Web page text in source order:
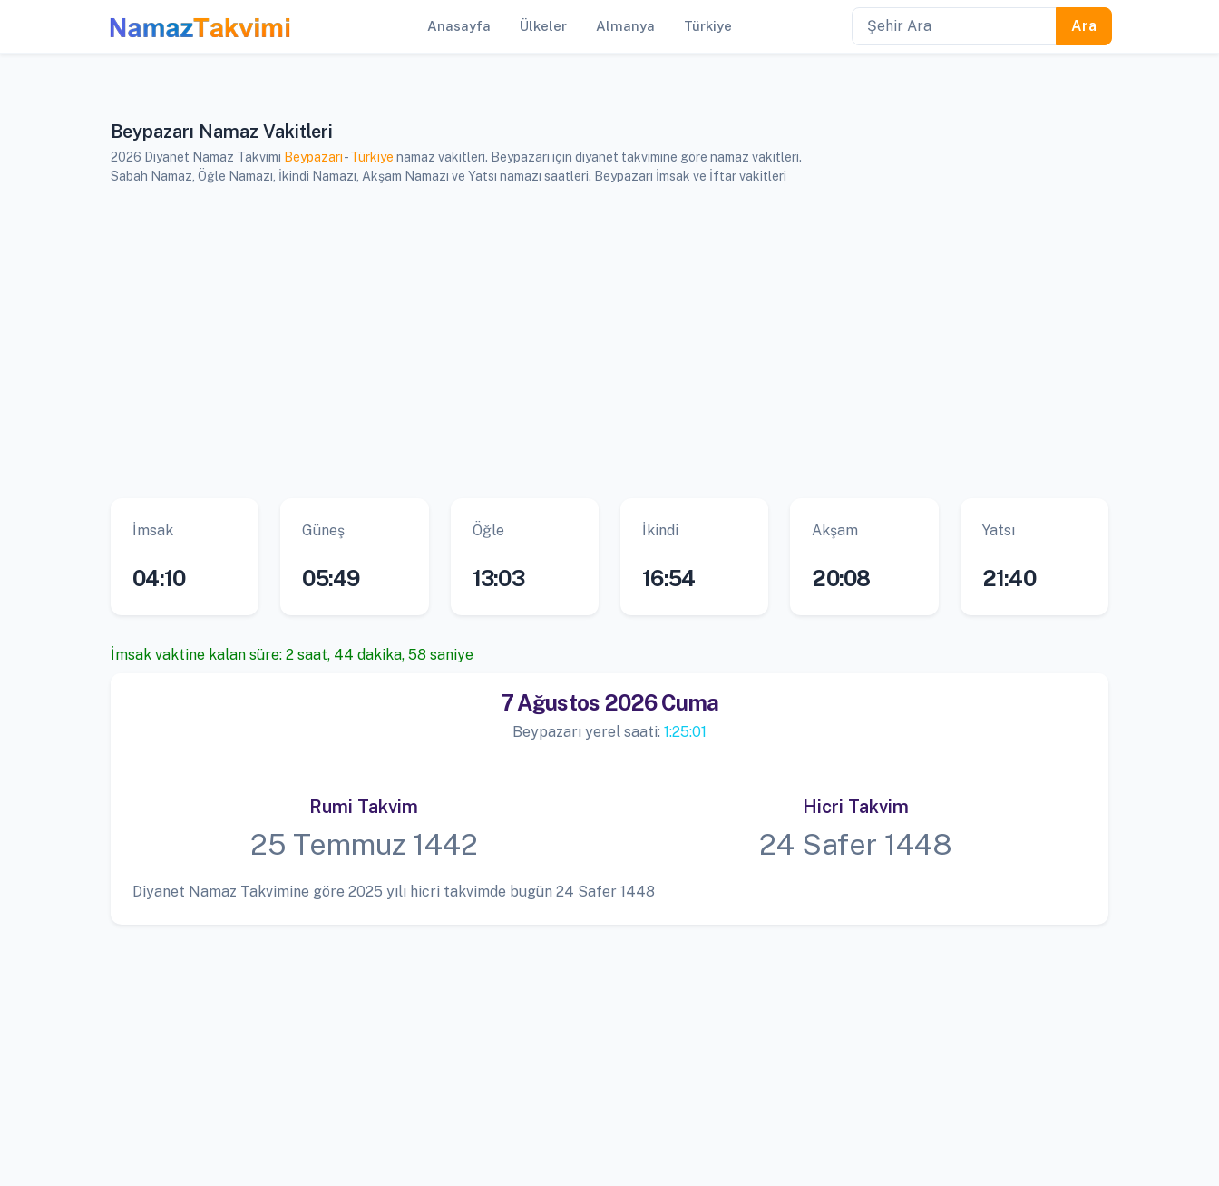
Anasayfa Ülkeler Almanya Türkiye
Beypazarı Namaz Vakitleri
2026 Diyanet Namaz Takvimi Beypazarı-Türkiye namaz vakitleri. Beypazarı için diyanet takvimine göre namaz vakitleri.
Sabah Namaz, Öğle Namazı, İkindi Namazı, Akşam Namazı ve Yatsı namazı saatleri. Beypazarı İmsak ve İftar vakitleri
İmsak
04:10
Güneş
05:49
Öğle
13:03
İkindi
16:54
Akşam
20:08
Yatsı
21:40
İmsak vaktine kalan süre: 2 saat, 44 dakika, 58 saniye
7 Ağustos 2026 Cuma
Beypazarı yerel saati: 1:25:01
Rumi Takvim
25 Temmuz 1442
Hicri Takvim
24 Safer 1448
Diyanet Namaz Takvimine göre 2025 yılı hicri takvimde bugün 24 Safer 1448